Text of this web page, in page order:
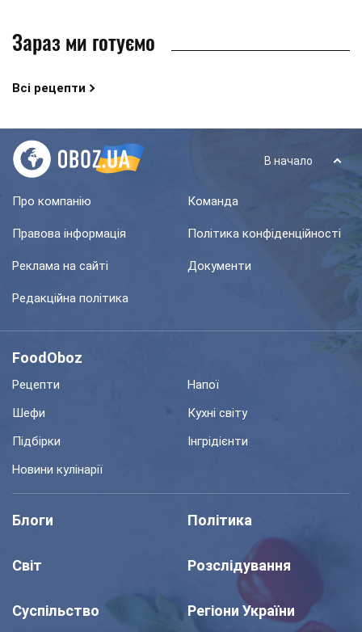
Зараз ми готуємо
Всі рецепти
В начало
Про компанію Команда
Правова інформація Політика конфіденційності
Реклама на сайті Документи
Редакційна політика
FoodOboz
Рецепти
Напої
Шефи
Кухні світу
Підбірки
Інгрідієнти
Новини кулінарії
Блоги Політика
Світ Розслідування
Суспільство Регіони України